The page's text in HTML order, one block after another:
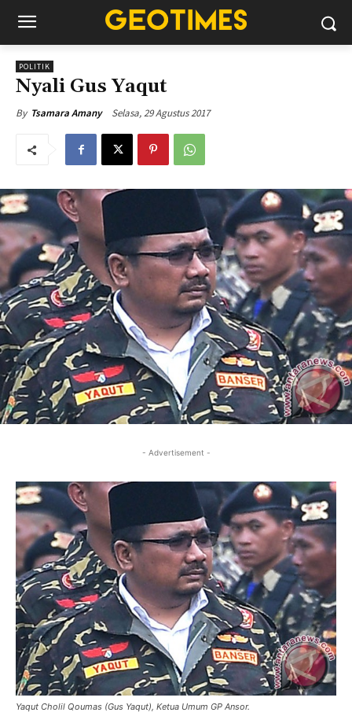
POLITIK
Nyali Gus Yaqut
By Tsamara Amany Selasa, 29 Agustus 2017
- Advertisement -
Yaqut Cholil Qoumas (Gus Yaqut), Ketua Umum GP Ansor.